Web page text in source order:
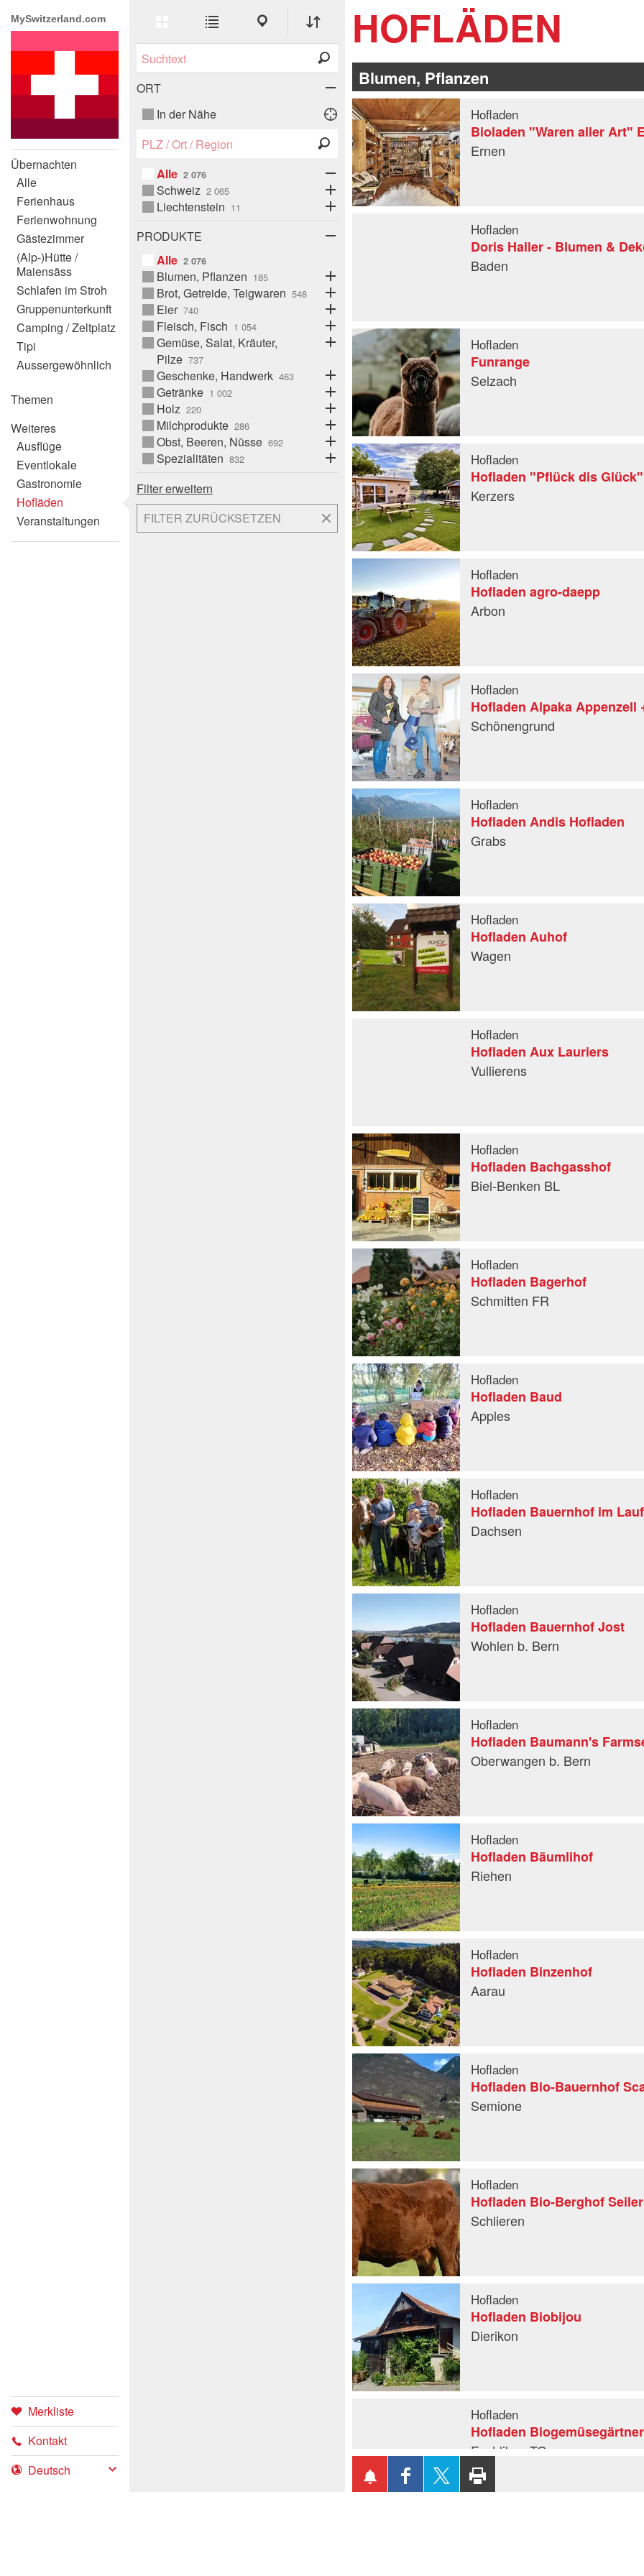
MySwitzerland.com
Übernachten
Alle
Ferienhaus
Ferienwohnung
Gästezimmer
(Alp-)Hütte /
Maiensäss
Schlafen im Stroh
Gruppenunterkunft
Camping / Zeltplatz
Tipi
Aussergewöhnlich
Themen
Weiteres
Ausflüge
Eventlokale
Gastronomie
Hofläden
Veranstaltungen
Merkliste
Kontakt
ErweitereListen-
Ansicht
Karten-
Alphabetisch
Ort
Produkte
Live
Suche
ORT
In der Nähe
Ort
Suche
Alle
Öffne Subkategorien
Schweiz
Öffne Subkategorien
Liechtenstein
Öffne Subkategorien
PRODUKTE
Alle
Blumen, Pflanzen
Brot, Getreide, Teigwaren
Eier
Fleisch, Fisch
Öffne Subkategorien
Gemüse, Salat, Kräuter,
Pilze
Öffne Subkategorien
Geschenke, Handwerk
Öffne Subkategorien
Getränke
Öffne Subkategorien
Holz
Öffne Subkategorien
Milchprodukte
Öffne Subkategorien
Obst, Beeren, Nüsse
Öffne Subkategorien
Spezialitäten
Öffne Subkategorien
Filter erweitern
FILTER ZURÜCKSETZEN
HOFLÄDEN
Blumen, Pflanzen
Hofladen
Bioladen "Waren aller Art"
Ernen
Hofladen
Doris Haller - Blumen &
Baden
Hofladen
Funrange
Selzach
Hofladen
Hofladen "Pflück dis
Kerzers
Hofladen
Hofladen agro-daepp
Arbon
Hofladen
Hofladen Alpaka Appenzell
Schönengrund
Hofladen
Hofladen Andis Hofladen
Grabs
Hofladen
Hofladen Auhof
Wagen
Hofladen
Hofladen Aux Lauriers
Vullierens
Hofladen
Hofladen Bachgasshof
Biel-Benken BL
Hofladen
Hofladen Bagerhof
Schmitten FR
Hofladen
Hofladen Baud
Apples
Hofladen
Hofladen Bauernhof im
Dachsen
Hofladen
Hofladen Bauernhof Jost
Wohlen b. Bern
Hofladen
Hofladen Baumann's
Oberwangen b. Bern
Hofladen
Hofladen Bäumlihof
Riehen
Hofladen
Hofladen Binzenhof
Aarau
Hofladen
Hofladen Bio-Bauernhof
Semione
Hofladen
Hofladen Bio-Berghof Seiler
Schlieren
Hofladen
Hofladen Biobijou
Dierikon
Hofladen
Hofladen
Eschlikon TG
AUF
FACEBOOK
TEILEN
AUF
TWITTER
TEILEN